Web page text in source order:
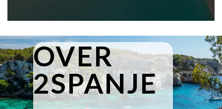
OVER
2SPANJE